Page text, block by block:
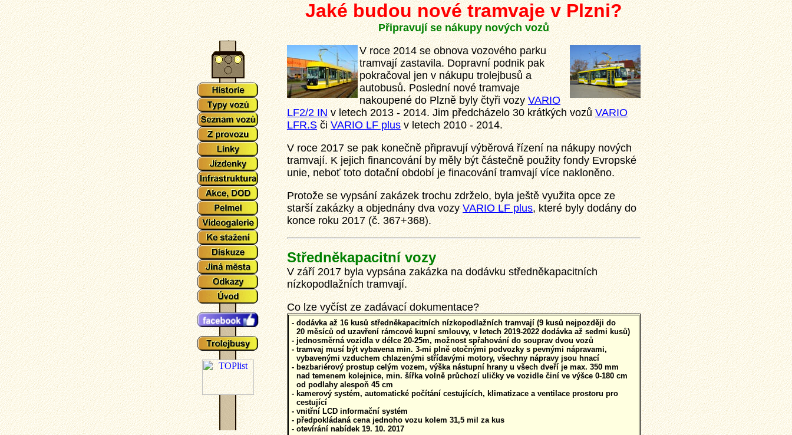
Jaké budou nové tramvaje v Plzni?
Připravují se nákupy nových vozů
V roce 2014 se obnova vozového parku
tramvají zastavila. Dopravní podnik pak
pokračoval jen v nákupu trolejbusů a
autobusů. Poslední nové tramvaje
nakoupené do Plzně byly čtyři vozyVARIO
LF2/2 INv letech 2013 - 2014. Jim předcházelo 30 krátkých vozůVARIO
LFR.SčiVARIO LF plusv letech 2010 - 2014.
V roce 2017 se pak konečně připravují výběrová řízení na nákupy nových
tramvají. K jejich financování by měly být částečně použity fondy Evropské
unie, neboť toto dotační období je finacování tramvají více nakloněno.
Protože se vypsání zakázek trochu zdrželo, byla ještě využita opce ze
starší zakázky a objednány dva vozyVARIO LF plus, které byly dodány do
konce roku 2017 (č. 367+368).
Středněkapacitní vozy
V září 2017 byla vypsána zakázka na dodávku středněkapacitních
nízkopodlažních tramvají.
Co lze vyčíst ze zadávací dokumentace?
- dodávka až 16 kusů středněkapacitních nízkopodlažních tramvají (9 kusů nejpozději do
20 měsíců od uzavření rámcové kupní smlouvy, v letech 2019-2022 dodávka až sedmi kusů)
- jednosměrná vozidla v délce 20-25m, možnost spřahování do souprav dvou vozů
- tramvaj musí být vybavena min. 3-mi plně otočnými podvozky s pevnými nápravami,
vybavenými vzduchem chlazenými střídavými motory, všechny nápravy jsou hnací
- bezbariérový prostup celým vozem, výška nástupní hrany u všech dveří je max. 350 mm
nad temenem kolejnice, min. šířka volně průchozí uličky ve vozidle činí ve výšce 0-180 cm
od podlahy alespoň 45 cm
- kamerový systém, automatické počítání cestujících, klimatizace a ventilace prostoru pro
cestující
- vnitřní LCD informační systém
- předpokládaná cena jednoho vozu kolem 31,5 mil za kus
- otevírání nabídek 19. 10. 2017